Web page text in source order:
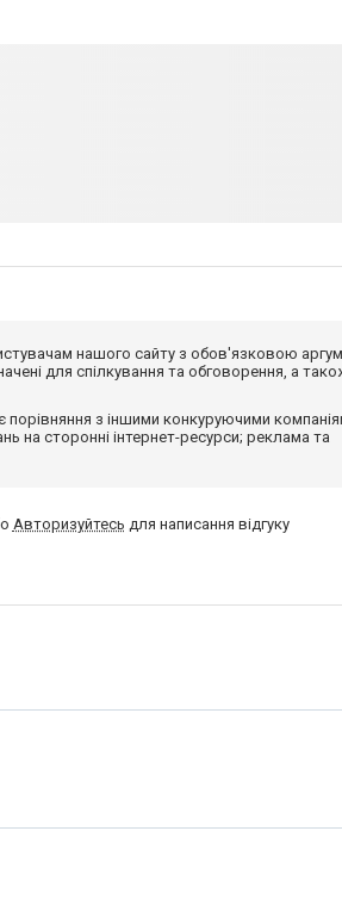
нашого сайту з обов'язковою
для спілкування та обговорення, а
з іншими конкуруючими
на сторонні інтернет-ресурси; реклама та
Авторизуйтесь для написання відгуку